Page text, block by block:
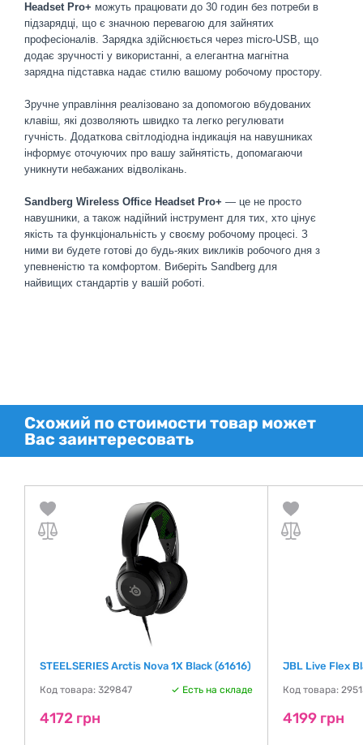
Headset Pro+ можуть працювати до 30 годин без потреби в
підзарядці, що є значною перевагою для зайнятих
професіоналів. Зарядка здійснюється через micro-USB, що
додає зручності у використанні, а елегантна магнітна
зарядна підставка надає стилю вашому робочому простору.
Зручне управління реалізовано за допомогою вбудованих
клавіш, які дозволяють швидко та легко регулювати
гучність. Додаткова світлодіодна індикація на навушниках
інформує оточуючих про вашу зайнятість, допомагаючи
уникнути небажаних відволікань.
Sandberg Wireless Office Headset Pro+ — це не просто
навушники, а також надійний інструмент для тих, хто цінує
якість та функціональність у своєму робочому процесі. З
ними ви будете готові до будь-яких викликів робочого дня з
упевненістю та комфортом. Виберіть Sandberg для
найвищих стандартів у вашій роботі.
Схожий по стоимости товар может
Вас заинтересовать
STEELSERIES Arctis Nova 1X Black (61616)
Код товара: 329847 Есть на складе
4172 грн
JBL Live Flex
Код товара:
4199 грн